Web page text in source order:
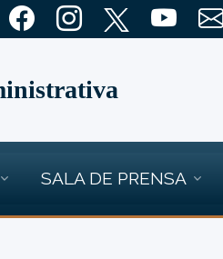
SALA DE PRENSA